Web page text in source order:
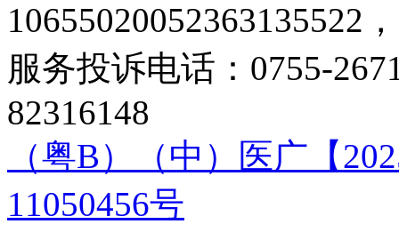
10655020052363135522
服务投诉电话：0755-
82316148
（粤B）（中）医广【
11050456号